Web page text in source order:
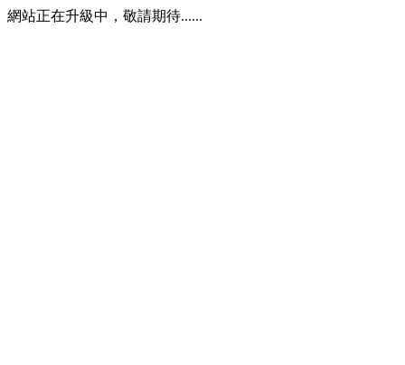
網站正在升級中，敬請期待......